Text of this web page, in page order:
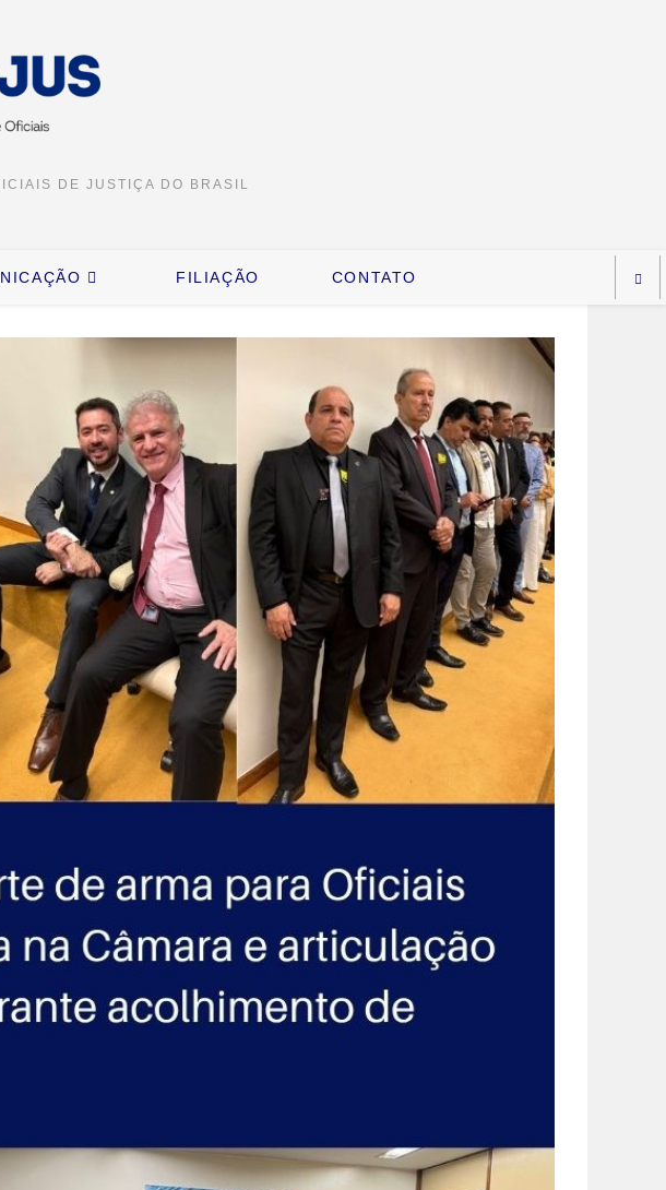
DE JUSTIÇA DO BRASIL
FILIAÇÃO CONTATO